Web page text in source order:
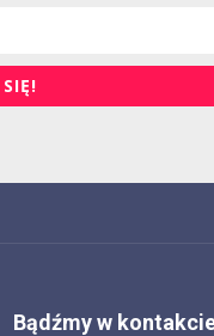
Bądźmy w